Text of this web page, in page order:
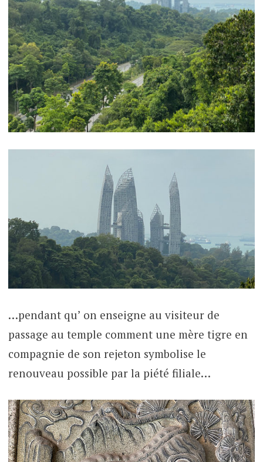
…pendant qu’ on enseigne au visiteur de
passage au temple comment une mère tigre en
compagnie de son rejeton symbolise le
renouveau possible par la piété filiale…